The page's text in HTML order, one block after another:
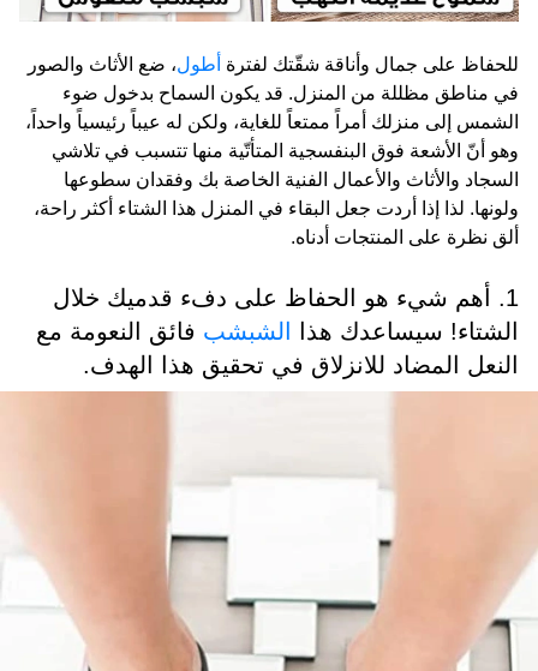
للحفاظ على جمال وأناقة شقّتك لفترة أطول، ضع الأثاث والصور
في مناطق مظللة من المنزل. قد يكون السماح بدخول ضوء
الشمس إلى منزلك أمراً ممتعاً للغاية، ولكن له عيباً رئيسياً واحداً،
وهو أنّ الأشعة فوق البنفسجية المتأتّية منها تتسبب في تلاشي
السجاد والأثاث والأعمال الفنية الخاصة بك وفقدان سطوعها
ولونها. لذا إذا أردت جعل البقاء في المنزل هذا الشتاء أكثر راحة،
ألق نظرة على المنتجات أدناه.
1. أهم شيء هو الحفاظ على دفء قدميك خلال
الشتاء! سيساعدك هذا
الشبشب فائق النعومة مع
النعل المضاد للانزلاق في تحقيق هذا الهدف.